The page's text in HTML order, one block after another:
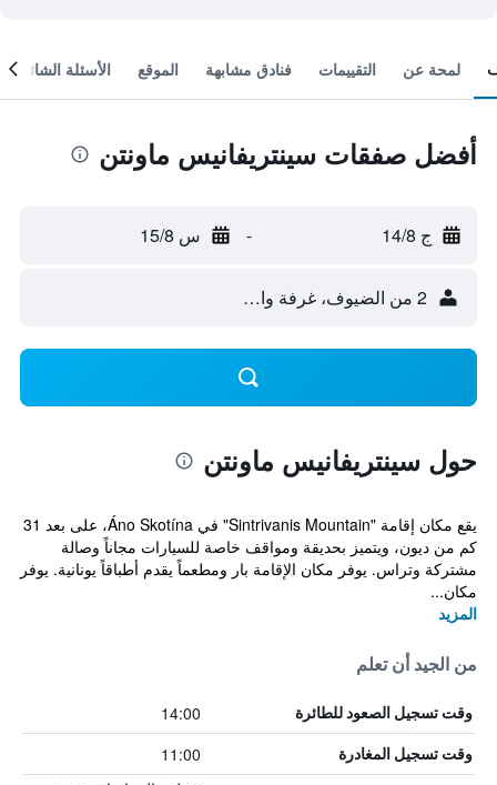
لمحة عن التقييمات فنادق مشابهة الموقع الأسئلة الشائعة
أفضل صفقات سينتريفانيس ماونتن
ج 14/8 - س 15/8
2 من الضيوف، غرفة واحدة
حول سينتريفانيس ماونتن
يقع مكان إقامة "Sintrivanis Mountain" في Áno Skotína، على بعد 31
كم من ديون، ويتميز بحديقة ومواقف خاصة للسيارات مجاناً وصالة
مشتركة وتراس. يوفر مكان الإقامة بار ومطعماً يقدم أطباقاً يونانية. يوفر
مكان...
المزيد
من الجيد أن تعلم
وقت تسجيل الصعود للطائرة 14:00
وقت تسجيل المغادرة 11:00